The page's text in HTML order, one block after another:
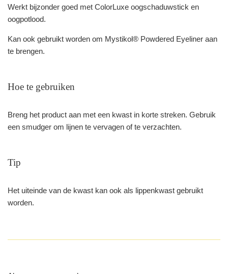
Werkt bijzonder goed met ColorLuxe oogschaduwstick en
oogpotlood.
Kan ook gebruikt worden om Mystikol® Powdered Eyeliner aan
te brengen.
Hoe te gebruiken
Breng het product aan met een kwast in korte streken. Gebruik
een smudger om lijnen te vervagen of te verzachten.
Tip
Het uiteinde van de kwast kan ook als lippenkwast gebruikt
worden.